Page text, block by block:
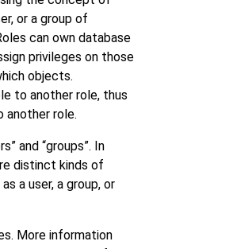
or a group of
can own database
privileges on those
objects.
to another role, thus
another role.
”and “groups”. In
distinct kinds of
a user, a group, or
More information